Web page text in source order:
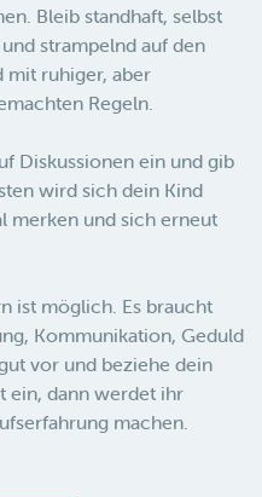
Bleib standhaft, selbst
strampelnd auf den
mit ruhiger, aber
Regeln.
Diskussionen ein und gib
wird sich dein Kind
merken und sich erneut
ist möglich. Es braucht
Kommunikation, Geduld
vor und beziehe dein
ein, dann werdet ihr
machen.